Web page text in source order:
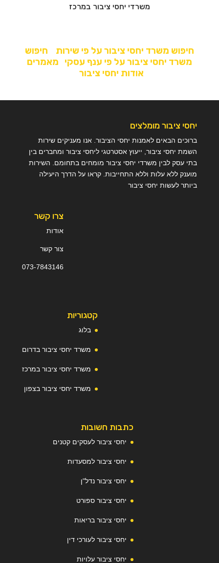
משרדי יחסי ציבור במרכז
חיפוש משרד יחסי ציבור על פי שירות
חיפוש
משרד יחסי ציבור על פי ענף עסקי
מאמרים
אודות יחסי ציבור
יחסי ציבור מומלצים
ברוכים הבאים לאמנות יחסי הציבור. אנו מעניקים שירות
השמת יחסי ציבור, ייעוץ אסטרטגי ליחסי ציבור ומחברים בין
בתי עסק לבין משרדי יחסי ציבור מומחים בתחומם. השירות
מוענק ללא עלות וללא התחייבות. קראו על הדרך היעילה
ביותר לעשות יחסי ציבור
צרו קשר
אודות
צור קשר
073-7843146
קטגוריות
בלוג
משרד יחסי ציבור בדרום
משרד יחסי ציבור במרכז
משרד יחסי ציבור בצפון
כתבות חשובות
יחסי ציבור לעסקים קטנים
יחסי ציבור למסעדות
יחסי ציבור נדל"ן
יחסי ציבור ספורט
יחסי ציבור בריאות
יחסי ציבור לעורכי דין
יחסי ציבור עלויות